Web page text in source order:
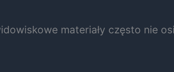
materiały często nie